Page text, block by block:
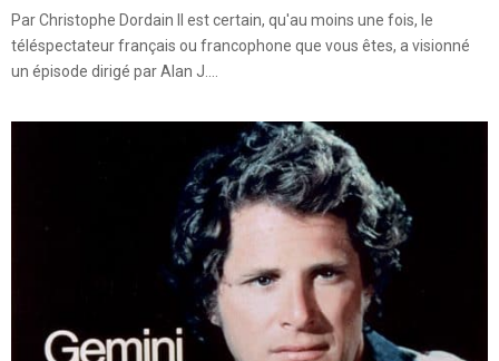
Par Christophe Dordain Il est certain, qu'au moins une fois, le
téléspectateur français ou francophone que vous êtes, a visionné
un épisode dirigé par Alan J....